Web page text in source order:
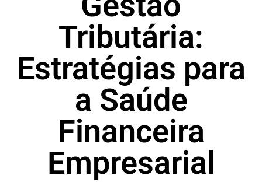
Tributária:
Estratégias para
a Saúde
Financeira
Empresarial